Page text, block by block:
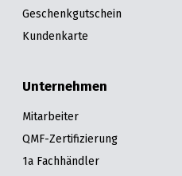
Geschenkgutschein
Kundenkarte
Unternehmen
Mitarbeiter
QMF-Zertifizierung
1a Fachhändler